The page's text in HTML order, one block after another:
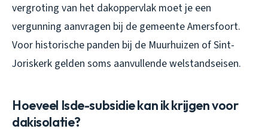
vergroting van het dakoppervlak moet je een
vergunning aanvragen bij de gemeente Amersfoort.
Voor historische panden bij de Muurhuizen of Sint-
Joriskerk gelden soms aanvullende welstandseisen.
Hoeveel Isde-subsidie kan ik krijgen voor
dakisolatie?